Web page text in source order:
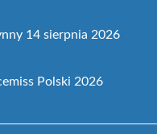
14 sierpnia 2026
Polski 2026